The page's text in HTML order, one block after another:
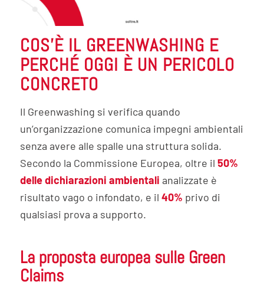
COS’È IL GREENWASHING E
PERCHÉ OGGI È UN PERICOLO
CONCRETO
Il Greenwashing si verifica quando
un’organizzazione comunica impegni ambientali
senza avere alle spalle una struttura solida.
Secondo la Commissione Europea, oltre il 50%
delle dichiarazioni ambientali analizzate è
risultato vago o infondato, e il 40% privo di
qualsiasi prova a supporto.
La proposta europea sulle Green
Claims